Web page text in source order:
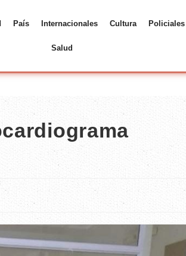
País Internacionales Cultura Policiales
Salud